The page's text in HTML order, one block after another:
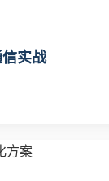
实战